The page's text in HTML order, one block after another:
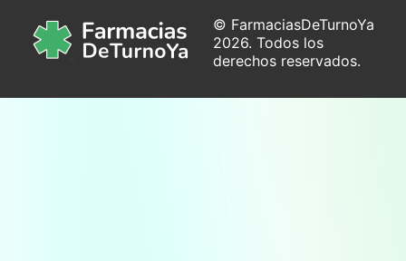
© FarmaciasDeTurnoYa
2026. Todos los
derechos reservados.